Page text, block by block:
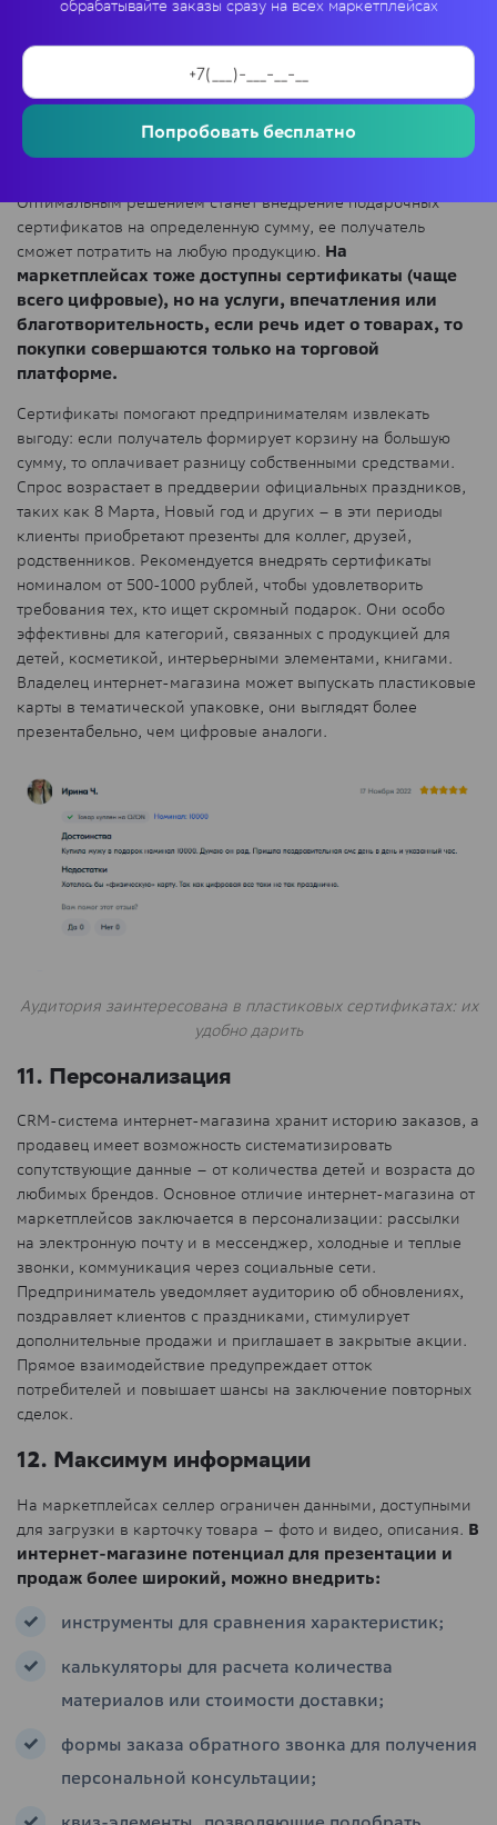
магазина
10. Подарочные сертификаты
Выбирая подарок на день рождения или другой праздник,
Оптимальным решением станет внедрение подарочных
сертификатов на определенную сумму, ее получатель
сможет потратить на любую продукцию. На
маркетплейсах тоже доступны сертификаты (чаще
всего цифровые), но на услуги, впечатления или
благотворительность, если речь идет о товарах, то
покупки совершаются только на торговой
платформе.
Сертификаты помогают предпринимателям извлекать
выгоду: если получатель формирует корзину на большую
сумму, то оплачивает разницу собственными средствами.
Спрос возрастает в преддверии официальных праздников,
таких как 8 Марта, Новый год и других – в эти периоды
клиенты приобретают презенты для коллег, друзей,
родственников. Рекомендуется внедрять сертификаты
номиналом от 500-1000 рублей, чтобы удовлетворить
требования тех, кто ищет скромный подарок. Они особо
эффективны для категорий, связанных с продукцией для
детей, косметикой, интерьерными элементами, книгами.
Владелец интернет-магазина может выпускать пластиковые
карты в тематической упаковке, они выглядят более
презентабельно, чем цифровые аналоги.
Аудитория заинтересована в пластиковых сертификатах: их
удобно дарить
11. Персонализация
CRM-система интернет-магазина хранит историю заказов, а
продавец имеет возможность систематизировать
сопутствующие данные – от количества детей и возраста до
любимых брендов. Основное отличие интернет-магазина от
маркетплейсов заключается в персонализации: рассылки
на электронную почту и в мессенджер, холодные и теплые
звонки, коммуникация через социальные сети.
Предприниматель уведомляет аудиторию об обновлениях,
поздравляет клиентов с праздниками, стимулирует
дополнительные продажи и приглашает в закрытые акции.
Прямое взаимодействие предупреждает отток
потребителей и повышает шансы на заключение повторных
сделок.
12. Максимум информации
На маркетплейсах селлер ограничен данными, доступными
для загрузки в карточку товара – фото и видео, описания. В
интернет-магазине потенциал для презентации и
продаж более широкий, можно внедрить:
инструменты для сравнения характеристик;
калькуляторы для расчета количества
материалов или стоимости доставки;
формы заказа обратного звонка для получения
персональной консультации;
обрабатывайте заказы сразу на всех маркетплейсах
Попробовать бесплатно